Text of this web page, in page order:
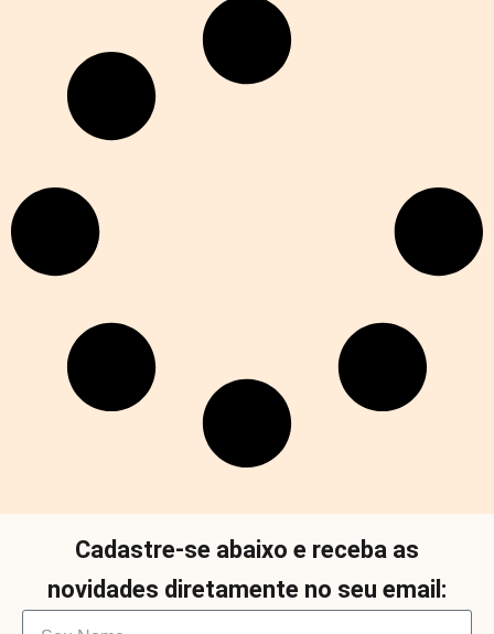
Cadastre-se abaixo e receba as
novidades diretamente no seu email: